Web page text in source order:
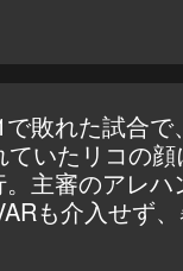
敗れた試合で
いたリコの顔
主審のアレハ
も介入せず